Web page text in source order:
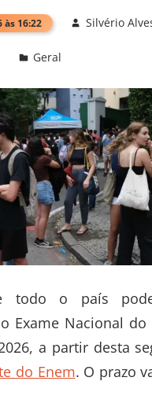
às 16:22 Silvério
Geral
todo o país
Exame Nacional do
a partir desta
do Enem. O prazo